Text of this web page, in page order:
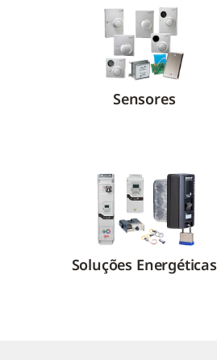
Sensores
Soluções Energéticas